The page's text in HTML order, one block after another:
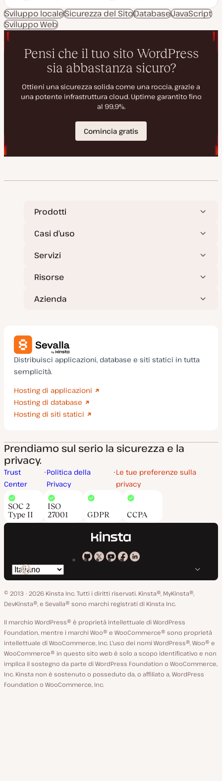
t
a
g
o
r
t
s
t
y
g
o
e
o
r
g
m
o
Sviluppo localeSicurezza del SitoDatabaseJavaScript
Sviluppo Web
Prodotti
Casi d’uso
Servizi
Risorse
Azienda
Distribuisci applicazioni, database e siti statici in tutta
semplicità.
Hosting di applicazioni
Hosting di database
Hosting di siti statici
Prendiamo sul serio la sicurezza e la
privacy.
Trust
Center
Politica della
Privacy
Le tue preferenze sulla
privacy
SOC 2
Type II
ISO
27001
GDPR CCPA
Kinsta
GitHub
Kinsta
X
Kinsta
YouTube
Kinsta
Facebook
Kinsta
LinkedIn
Cambia
lingua
© 2013 - 2026 Kinsta Inc. Tutti i diritti riservati. Kinsta®, MyKinsta®,
DevKinsta®, e Sevalla® sono marchi registrati di Kinsta Inc.
Il marchio WordPress® è proprietà intellettuale di WordPress
Foundation, mentre i marchi Woo® e WooCommerce® sono proprietà
intellettuale di WooCommerce, Inc. L'uso dei nomi WordPress®, Woo® e
WooCommerce® in questo sito web è solo a scopo identificativo e non
implica il sostegno da parte di WordPress Foundation o WooCommerce,
Inc. Kinsta non è sostenuto o posseduto da, o affiliato a, WordPress
Foundation o WooCommerce, Inc.